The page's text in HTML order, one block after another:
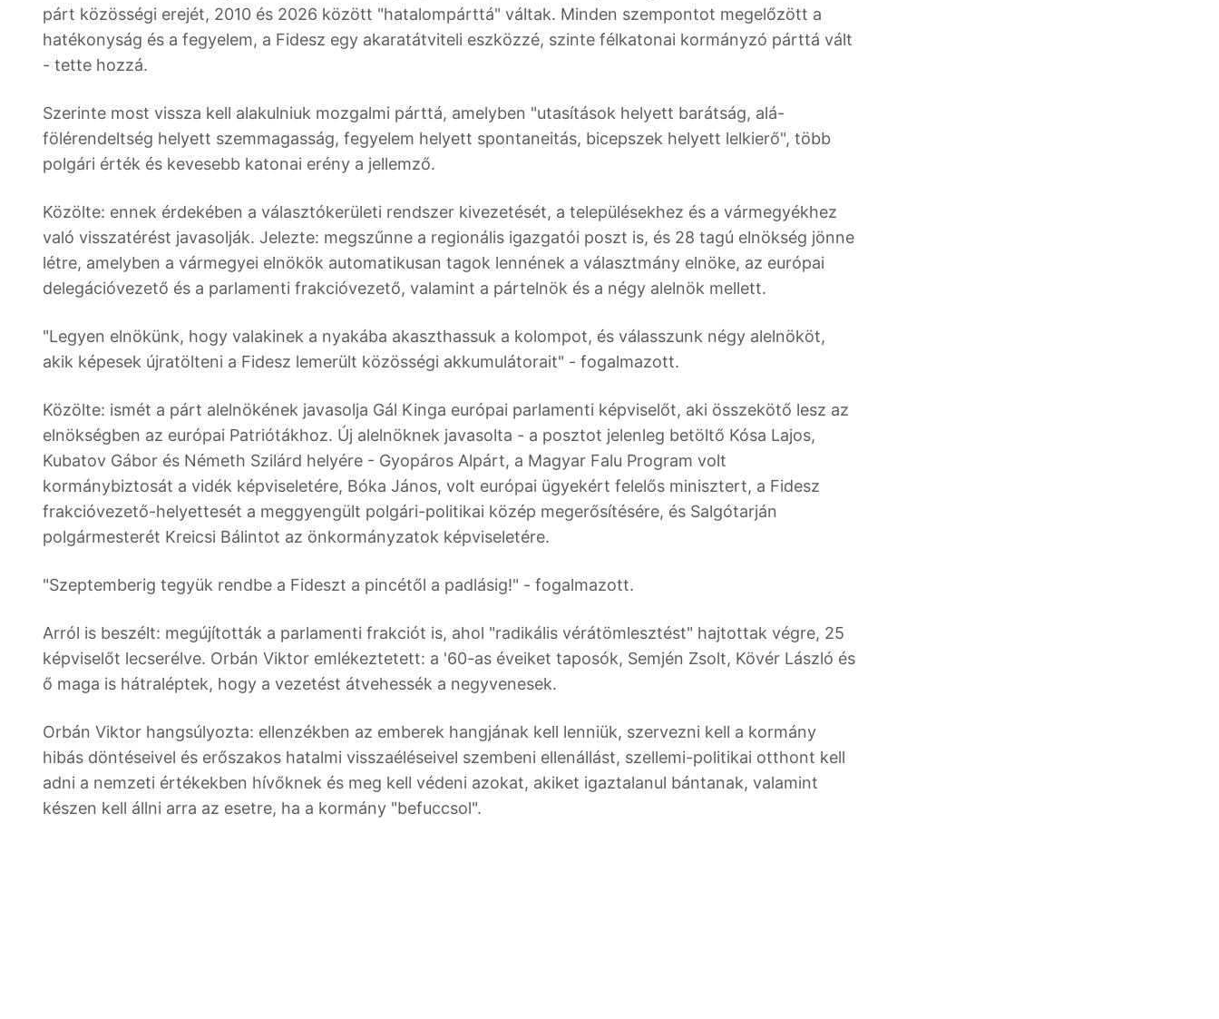
párt közösségi erejét, 2010 és 2026 között "hatalompárttá" váltak. Minden szempontot megelőzött a
hatékonyság és a fegyelem, a Fidesz egy akaratátviteli eszközzé, szinte félkatonai kormányzó párttá vált
- tette hozzá.
Szerinte most vissza kell alakulniuk mozgalmi párttá, amelyben "utasítások helyett barátság, alá-
fölérendeltség helyett szemmagasság, fegyelem helyett spontaneitás, bicepszek helyett lelkierő", több
polgári érték és kevesebb katonai erény a jellemző.
Közölte: ennek érdekében a választókerületi rendszer kivezetését, a településekhez és a vármegyékhez
való visszatérést javasolják. Jelezte: megszűnne a regionális igazgatói poszt is, és 28 tagú elnökség jönne
létre, amelyben a vármegyei elnökök automatikusan tagok lennének a választmány elnöke, az európai
delegációvezető és a parlamenti frakcióvezető, valamint a pártelnök és a négy alelnök mellett.
"Legyen elnökünk, hogy valakinek a nyakába akaszthassuk a kolompot, és válasszunk négy alelnököt,
akik képesek újratölteni a Fidesz lemerült közösségi akkumulátorait" - fogalmazott.
Közölte: ismét a párt alelnökének javasolja Gál Kinga európai parlamenti képviselőt, aki összekötő lesz az
elnökségben az európai Patriótákhoz. Új alelnöknek javasolta - a posztot jelenleg betöltő Kósa Lajos,
Kubatov Gábor és Németh Szilárd helyére - Gyopáros Alpárt, a Magyar Falu Program volt
kormánybiztosát a vidék képviseletére, Bóka János, volt európai ügyekért felelős minisztert, a Fidesz
frakcióvezető-helyettesét a meggyengült polgári-politikai közép megerősítésére, és Salgótarján
polgármesterét Kreicsi Bálintot az önkormányzatok képviseletére.
"Szeptemberig tegyük rendbe a Fideszt a pincétől a padlásig!" - fogalmazott.
Arról is beszélt: megújították a parlamenti frakciót is, ahol "radikális vérátömlesztést" hajtottak végre, 25
képviselőt lecserélve. Orbán Viktor emlékeztetett: a '60-as éveiket taposók, Semjén Zsolt, Kövér László és
ő maga is hátraléptek, hogy a vezetést átvehessék a negyvenesek.
Orbán Viktor hangsúlyozta: ellenzékben az emberek hangjának kell lenniük, szervezni kell a kormány
hibás döntéseivel és erőszakos hatalmi visszaéléseivel szembeni ellenállást, szellemi-politikai otthont kell
adni a nemzeti értékekben hívőknek és meg kell védeni azokat, akiket igaztalanul bántanak, valamint
készen kell állni arra az esetre, ha a kormány "befuccsol".